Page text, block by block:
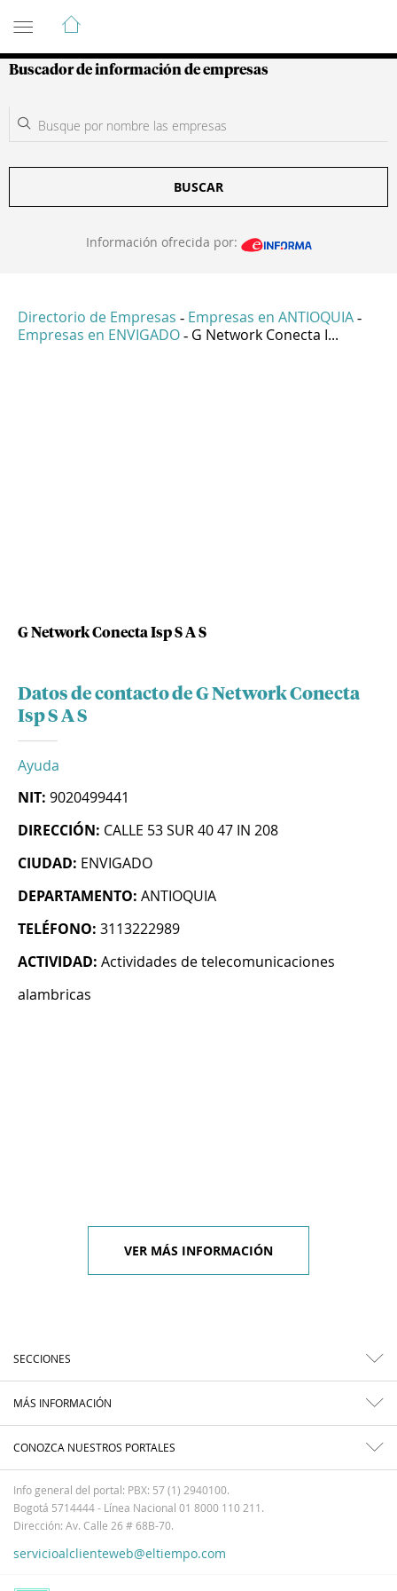
Guía de Empresas Colombianas
Buscador de información de empresas
BUSCAR
Información ofrecida por:
Directorio de Empresas - Empresas en ANTIOQUIA -
Empresas en ENVIGADO - G Network Conecta I...
G Network Conecta Isp S A S
Datos de contacto de G Network Conecta
Isp S A S
Ayuda
NIT: 9020499441
DIRECCIÓN: CALLE 53 SUR 40 47 IN 208
CIUDAD: ENVIGADO
DEPARTAMENTO: ANTIOQUIA
TELÉFONO: 3113222989
ACTIVIDAD: Actividades de telecomunicaciones
alambricas
VER MÁS INFORMACIÓN
SECCIONES
MÁS INFORMACIÓN
CONOZCA NUESTROS PORTALES
Info general del portal: PBX: 57 (1) 2940100.
Bogotá 5714444 - Línea Nacional 01 8000 110 211.
Dirección: Av. Calle 26 # 68B-70.
servicioalclienteweb@eltiempo.com